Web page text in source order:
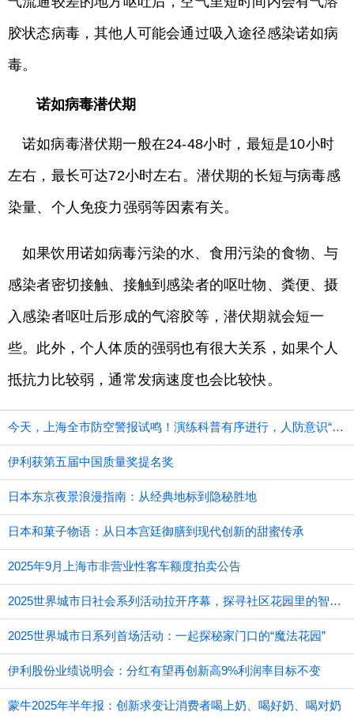
胶状态病毒，其他人可能会通过吸入途径感染诺如病
毒。
诺如病毒潜伏期
诺如病毒潜伏期一般在24-48小时，最短是10小时
左右，最长可达72小时左右。潜伏期的长短与病毒感
染量、个人免疫力强弱等因素有关。
如果饮用诺如病毒污染的水、食用污染的食物、与
感染者密切接触、接触到感染者的呕吐物、粪便、摄
入感染者呕吐后形成的气溶胶等，潜伏期就会短一
些。此外，个人体质的强弱也有很大关系，如果个人
抵抗力比较弱，通常发病速度也会比较快。
今天，上海全市防空警报试鸣！演练科普有序进行，人防意识“声入人心”
伊利获第五届中国质量奖提名奖
日本东京夜景浪漫指南：从经典地标到隐秘胜地
日本和菓子物语：从日本宫廷御膳到现代创新的甜蜜传承
2025年9月上海市非营业性客车额度拍卖公告
2025世界城市日社会系列活动拉开序幕，探寻社区花园里的智慧应用
2025世界城市日系列首场活动：一起探秘家门口的“魔法花园”
伊利股份业绩说明会：分红有望再创新高9%利润率目标不变
蒙牛2025年半年报：创新求变让消费者喝上奶、喝好奶、喝对奶